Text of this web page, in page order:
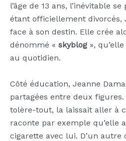
l’âge de 13 ans, l’inévitable
étant officiellement divorcés,
face à son destin. Elle crée
dénommé « skyblog »,
au quotidien.
Côté éducation, Jeanne
partagées entre deux
tolère-tout, la laissait aller à
raconte par exemple qu’elle
cigarette avec lui. D’un autre